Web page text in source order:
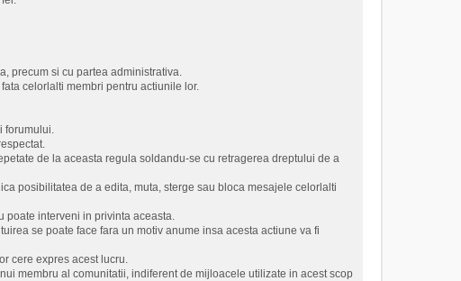
precum si cu partea administrativa.
celorlalti membri pentru actiunile lor.
forumului.
de la aceasta regula soldandu-se cu retragerea dreptului de a
posibilitatea de a edita, muta, sterge sau bloca mesajele celorlalti
poate interveni in privinta aceasta.
se poate face fara un motiv anume insa acesta actiune va fi
cere expres acest lucru.
membru al comunitatii, indiferent de mijloacele utilizate in acest scop